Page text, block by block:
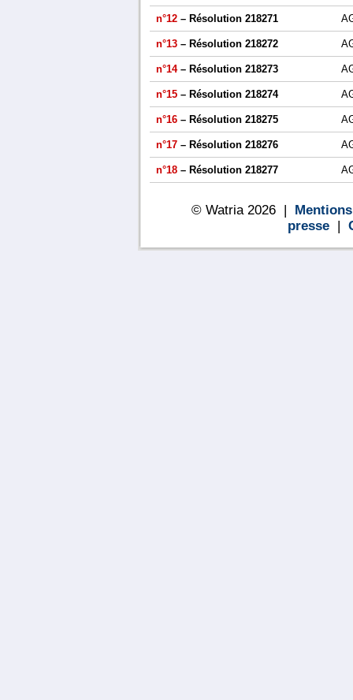
n°12 – Résolution 218271
n°13 – Résolution 218272
n°14– Résolution 218273
n°15 – Résolution 218274
n°16 – Résolution 218275
n°17 – Résolution 218276
n°18 – Résolution 218277
© Watria 2026 |
presse |